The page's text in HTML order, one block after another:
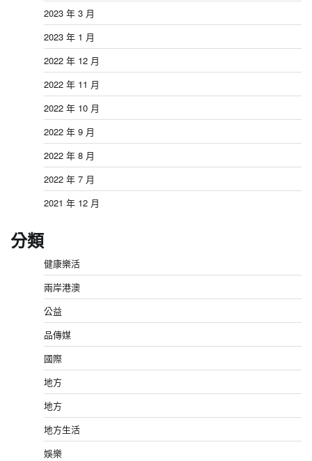
2023 年 3 月
2023 年 1 月
2022 年 12 月
2022 年 11 月
2022 年 10 月
2022 年 9 月
2022 年 8 月
2022 年 7 月
2021 年 12 月
分類
健康樂活
兩岸港澳
公益
品傳媒
國際
地方
地方
地方生活
娛樂